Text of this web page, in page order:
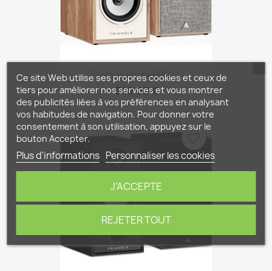
Triangle Boréa BR02...
349,00 €
Ce site Web utilise ses propres cookies et ceux de
tiers pour améliorer nos services et vous montrer
des publicités liées à vos préférences en analysant
vos habitudes de navigation. Pour donner votre
consentement à son utilisation, appuyez sur le
bouton Accepter.
Plus d'informations Personnaliser les cookies
REJETER TOUT
J'ACCEPTE